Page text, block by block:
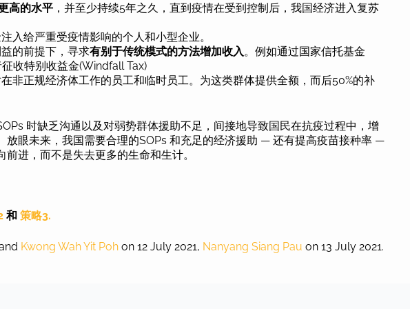
高的水平 ，并至少持续5年之久，直到疫情在受到控制后，我国经济进入复苏
注入给严重受疫情影响的个人和小型企业。
的前提下，寻求有别于传统模式的方法增加收入。例如通过国家信托基金
征收特别收益金(Windfall Tax)
在非正规经济体工作的员工和临时员工。为这类群体提供全额，而后50%的补
时缺乏沟通以及对弱势群体援助不足，间接地导致国民在抗疫过程中，增
放眼未来，我国需要合理的SOPs 和充足的经济援助 — 还有提高疫苗接种率 —
进，而不是失去更多的生命和生计。
和 策略3.
Kwong Wah Yit Poh on 12 July 2021, Nanyang Siang Pau on 13 July 2021.